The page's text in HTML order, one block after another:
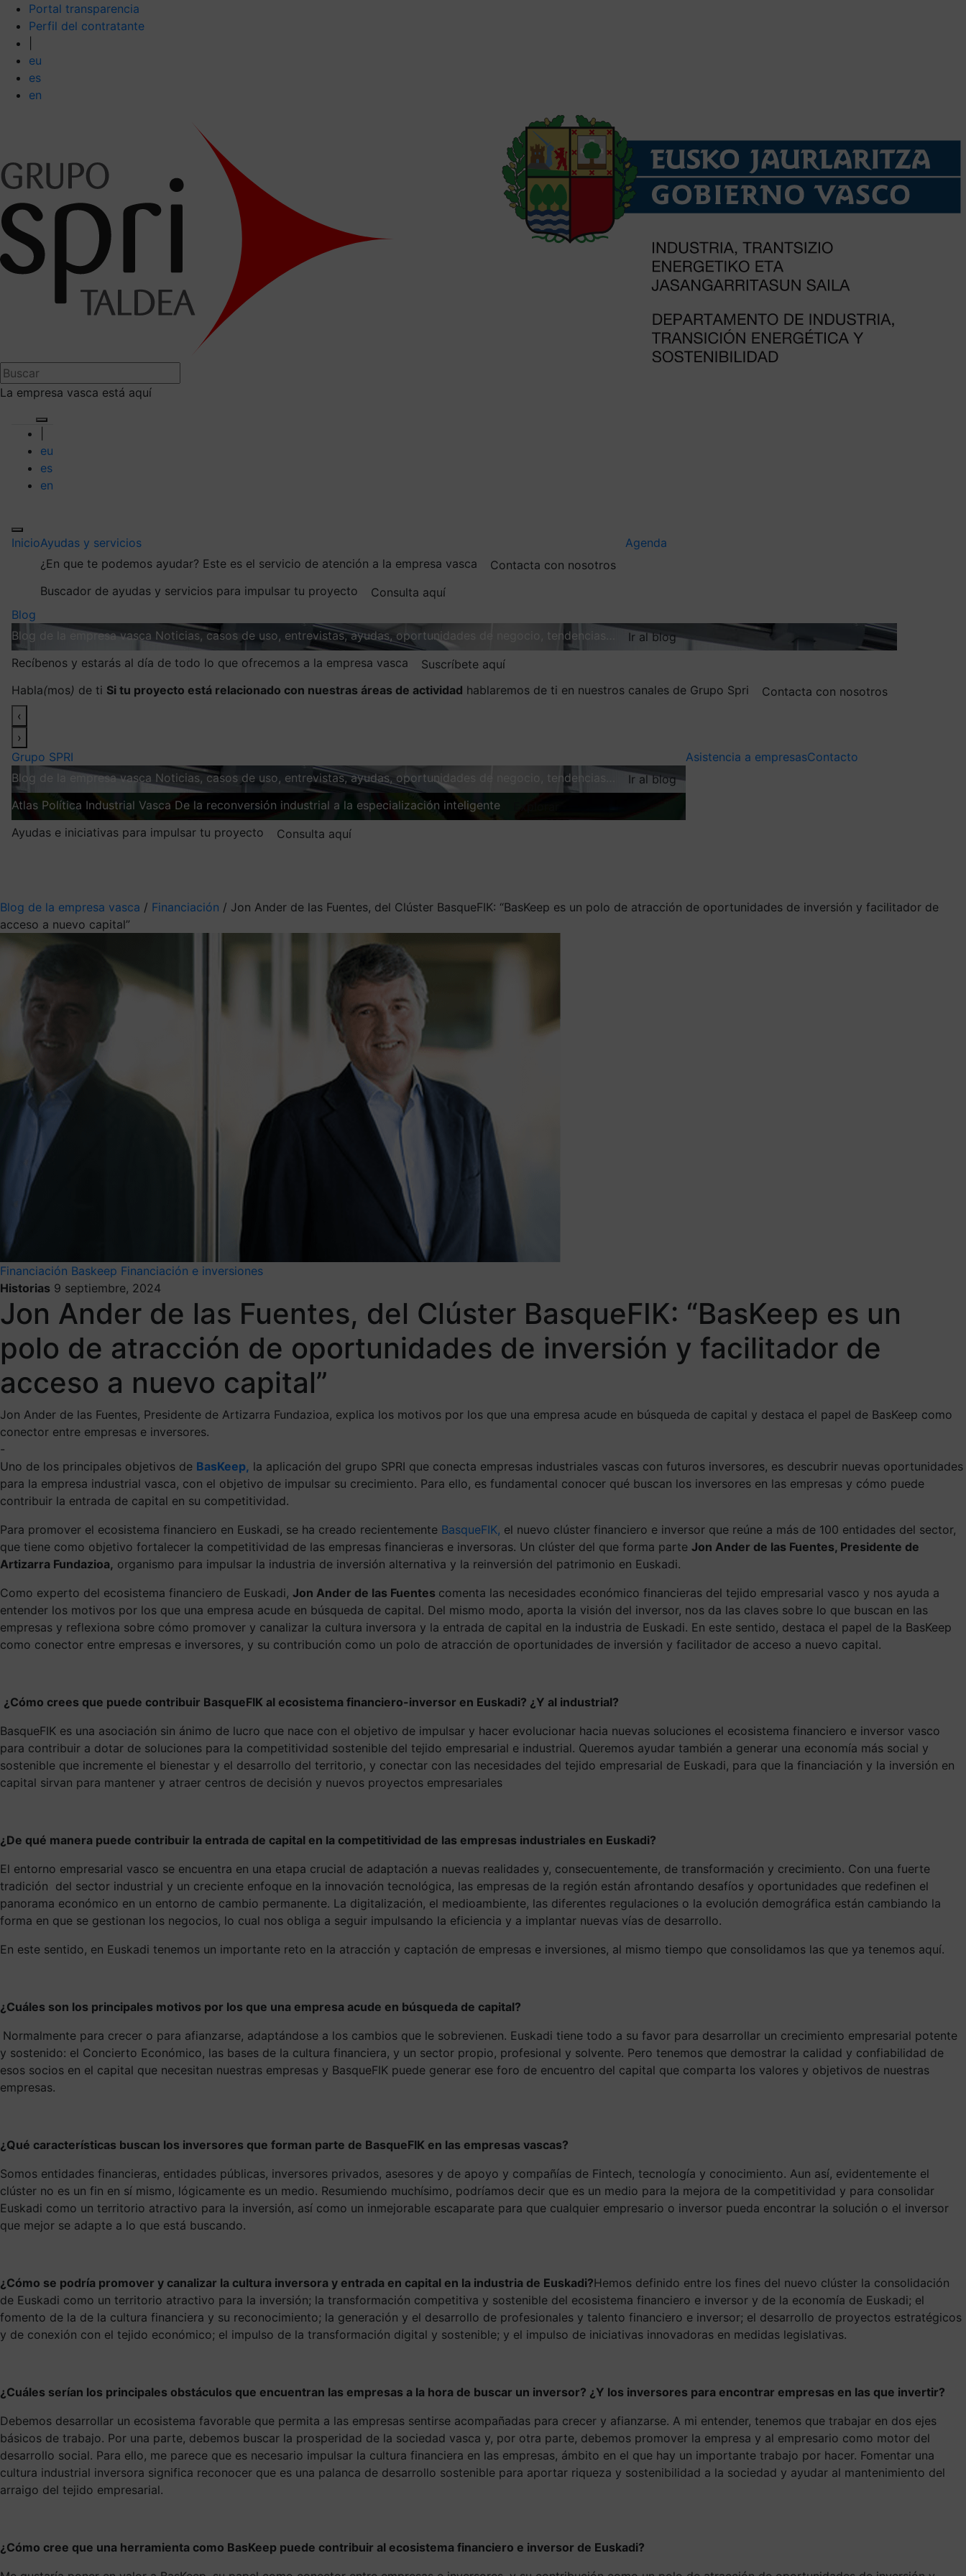
Portal transparencia
Perfil del contratante
eu
es
en
La empresa vasca está aquí
eu
es
en
InicioAyudas y servicios
¿En que te podemos ayudar? Este es el servicio de atención a la empresa vasca
Contacta con nosotros
Buscador de ayudas y servicios para impulsar tu proyecto
Consulta aquí
Agenda
Blog
Blog de la empresa vasca Noticias, casos de uso, entrevistas, ayudas, oportunidades de negocio, tendencias…
Ir al blog
Recíbenos y estarás al día de todo lo que ofrecemos a la empresa vasca
Suscríbete aquí
Habla(mos) de ti Si tu proyecto está relacionado con nuestras áreas de actividad hablaremos de ti en nuestros canales de Grupo Spri
Contacta con nosotros
‹
›
Grupo SPRI
Blog de la empresa vasca Noticias, casos de uso, entrevistas, ayudas, oportunidades de negocio, tendencias…
Ir al blog
Atlas Política Industrial Vasca De la reconversión industrial a la especialización inteligente
Ayudas e iniciativas para impulsar tu proyecto
Consulta aquí
Asistencia a empresasContacto
Blog de la empresa vasca / Financiación / Jon Ander de las Fuentes, del Clúster BasqueFIK: “BasKeep es un polo de atracción de oportunidades de inversión y facilitador de
acceso a nuevo capital”
Financiación Baskeep Financiación e inversiones
Historias 9 septiembre, 2024
Jon Ander de las Fuentes, del Clúster BasqueFIK: “BasKeep es un
polo de atracción de oportunidades de inversión y facilitador de
acceso a nuevo capital”
Jon Ander de las Fuentes, Presidente de Artizarra Fundazioa, explica los motivos por los que una empresa acude en búsqueda de capital y destaca el papel de BasKeep como
conector entre empresas e inversores.
-
Uno de los principales objetivos de BasKeep, la aplicación del grupo SPRI que conecta empresas industriales vascas con futuros inversores, es descubrir nuevas oportunidades
para la empresa industrial vasca, con el objetivo de impulsar su crecimiento. Para ello, es fundamental conocer qué buscan los inversores en las empresas y cómo puede
contribuir la entrada de capital en su competitividad.
Para promover el ecosistema financiero en Euskadi, se ha creado recientemente BasqueFIK, el nuevo clúster financiero e inversor que reúne a más de 100 entidades del sector,
que tiene como objetivo fortalecer la competitividad de las empresas financieras e inversoras. Un clúster del que forma parte Jon Ander de las Fuentes, Presidente de
Artizarra Fundazioa, organismo para impulsar la industria de inversión alternativa y la reinversión del patrimonio en Euskadi.
Como experto del ecosistema financiero de Euskadi, Jon Ander de las Fuentes comenta las necesidades económico financieras del tejido empresarial vasco y nos ayuda a
entender los motivos por los que una empresa acude en búsqueda de capital. Del mismo modo, aporta la visión del inversor, nos da las claves sobre lo que buscan en las
empresas y reflexiona sobre cómo promover y canalizar la cultura inversora y la entrada de capital en la industria de Euskadi. En este sentido, destaca el papel de la BasKeep
como conector entre empresas e inversores, y su contribución como un polo de atracción de oportunidades de inversión y facilitador de acceso a nuevo capital.
¿Cómo crees que puede contribuir BasqueFIK al ecosistema financiero-inversor en Euskadi? ¿Y al industrial?
BasqueFIK es una asociación sin ánimo de lucro que nace con el objetivo de impulsar y hacer evolucionar hacia nuevas soluciones el ecosistema financiero e inversor vasco
para contribuir a dotar de soluciones para la competitividad sostenible del tejido empresarial e industrial. Queremos ayudar también a generar una economía más social y
sostenible que incremente el bienestar y el desarrollo del territorio, y conectar con las necesidades del tejido empresarial de Euskadi, para que la financiación y la inversión en
capital sirvan para mantener y atraer centros de decisión y nuevos proyectos empresariales
¿De qué manera puede contribuir la entrada de capital en la competitividad de las empresas industriales en Euskadi?
El entorno empresarial vasco se encuentra en una etapa crucial de adaptación a nuevas realidades y, consecuentemente, de transformación y crecimiento. Con una fuerte
tradición del sector industrial y un creciente enfoque en la innovación tecnológica, las empresas de la región están afrontando desafíos y oportunidades que redefinen el
panorama económico en un entorno de cambio permanente. La digitalización, el medioambiente, las diferentes regulaciones o la evolución demográfica están cambiando la
forma en que se gestionan los negocios, lo cual nos obliga a seguir impulsando la eficiencia y a implantar nuevas vías de desarrollo.
En este sentido, en Euskadi tenemos un importante reto en la atracción y captación de empresas e inversiones, al mismo tiempo que consolidamos las que ya tenemos aquí.
¿Cuáles son los principales motivos por los que una empresa acude en búsqueda de capital?
Normalmente para crecer o para afianzarse, adaptándose a los cambios que le sobrevienen. Euskadi tiene todo a su favor para desarrollar un crecimiento empresarial potente
y sostenido: el Concierto Económico, las bases de la cultura financiera, y un sector propio, profesional y solvente. Pero tenemos que demostrar la calidad y confiabilidad de
esos socios en el capital que necesitan nuestras empresas y BasqueFIK puede generar ese foro de encuentro del capital que comparta los valores y objetivos de nuestras
empresas.
¿Qué características buscan los inversores que forman parte de BasqueFIK en las empresas vascas?
Somos entidades financieras, entidades públicas, inversores privados, asesores y de apoyo y compañías de Fintech, tecnología y conocimiento. Aun así, evidentemente el
clúster no es un fin en sí mismo, lógicamente es un medio. Resumiendo muchísimo, podríamos decir que es un medio para la mejora de la competitividad y para consolidar
Euskadi como un territorio atractivo para la inversión, así como un inmejorable escaparate para que cualquier empresario o inversor pueda encontrar la solución o el inversor
que mejor se adapte a lo que está buscando.
¿Cómo se podría promover y canalizar la cultura inversora y entrada en capital en la industria de Euskadi?Hemos definido entre los fines del nuevo clúster la consolidación
de Euskadi como un territorio atractivo para la inversión; la transformación competitiva y sostenible del ecosistema financiero e inversor y de la economía de Euskadi; el
fomento de la de la cultura financiera y su reconocimiento; la generación y el desarrollo de profesionales y talento financiero e inversor; el desarrollo de proyectos estratégicos
y de conexión con el tejido económico; el impulso de la transformación digital y sostenible; y el impulso de iniciativas innovadoras en medidas legislativas.
¿Cuáles serían los principales obstáculos que encuentran las empresas a la hora de buscar un inversor? ¿Y los inversores para encontrar empresas en las que invertir?
Debemos desarrollar un ecosistema favorable que permita a las empresas sentirse acompañadas para crecer y afianzarse. A mi entender, tenemos que trabajar en dos ejes
básicos de trabajo. Por una parte, debemos buscar la prosperidad de la sociedad vasca y, por otra parte, debemos promover la empresa y al empresario como motor del
desarrollo social. Para ello, me parece que es necesario impulsar la cultura financiera en las empresas, ámbito en el que hay un importante trabajo por hacer. Fomentar una
cultura industrial inversora significa reconocer que es una palanca de desarrollo sostenible para aportar riqueza y sostenibilidad a la sociedad y ayudar al mantenimiento del
arraigo del tejido empresarial.
¿Cómo cree que una herramienta como BasKeep puede contribuir al ecosistema financiero e inversor de Euskadi?